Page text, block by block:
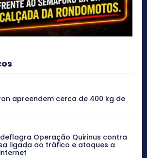
apreendem cerca de 400 kg de
deflagra Operação Quirinus contra
ligada ao tráfico e ataques a